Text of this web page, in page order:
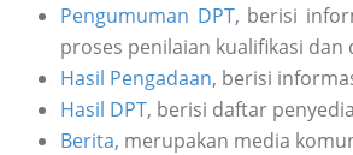
Pengumuman DPT, berisi
proses penilaian kualifikasi
Hasil Pengadaan, berisi
Hasil DPT, berisi daftar
Berita, merupakan media